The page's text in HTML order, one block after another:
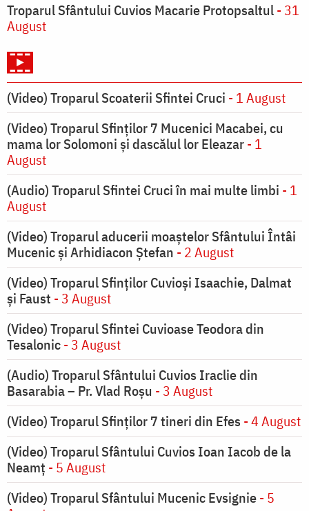
Troparul Sfântului Cuvios Macarie Protopsaltul- 31
August
(Video) Troparul Scoaterii Sfintei Cruci - 1 August
(Video) Troparul Sfinților 7 Mucenici Macabei, cu
mama lor Solomoni și dascălul lor Eleazar- 1
August
(Audio) Troparul Sfintei Cruci în mai multe limbi - 1
August
(Video) Troparul aducerii moaștelor Sfântului Întâi
Mucenic și Arhidiacon Ștefan - 2 August
(Video) Troparul Sfinților Cuvioși Isaachie, Dalmat
și Faust - 3 August
(Video) Troparul Sfintei Cuvioase Teodora din
Tesalonic- 3 August
(Audio) Troparul Sfântului Cuvios Iraclie din
Basarabia – Pr. Vlad Roșu - 3 August
(Video) Troparul Sfinților 7 tineri din Efes - 4 August
(Video) Troparul Sfântului Cuvios Ioan Iacob de la
Neamț - 5 August
(Video) Troparul Sfântului Mucenic Evsignie- 5